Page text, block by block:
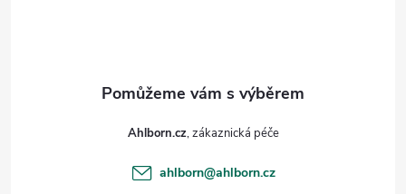
Ahlborn.cz
ahlborn@ahlborn.cz